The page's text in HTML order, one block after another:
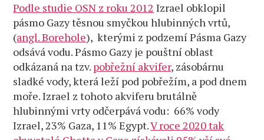
Podle studie OSN z roku 2012 Izrael obklopil
pásmo Gazy těsnou smyčkou hlubinných vrtů,
(angl. Borehole), kterými z podzemí Pásma Gazy
odsává vodu. Pásmo Gazy je pouštní oblast
odkázaná na tzv. pobřežní akvifer, zásobárnu
sladké vody, která leží pod pobřežím, a pod dnem
moře. Izrael z tohoto akviferu brutálně
hlubinnými vrty odčerpává vodu: 66% vody
Izrael, 23% Gaza, 11% Egypt.V roce 2020 tak